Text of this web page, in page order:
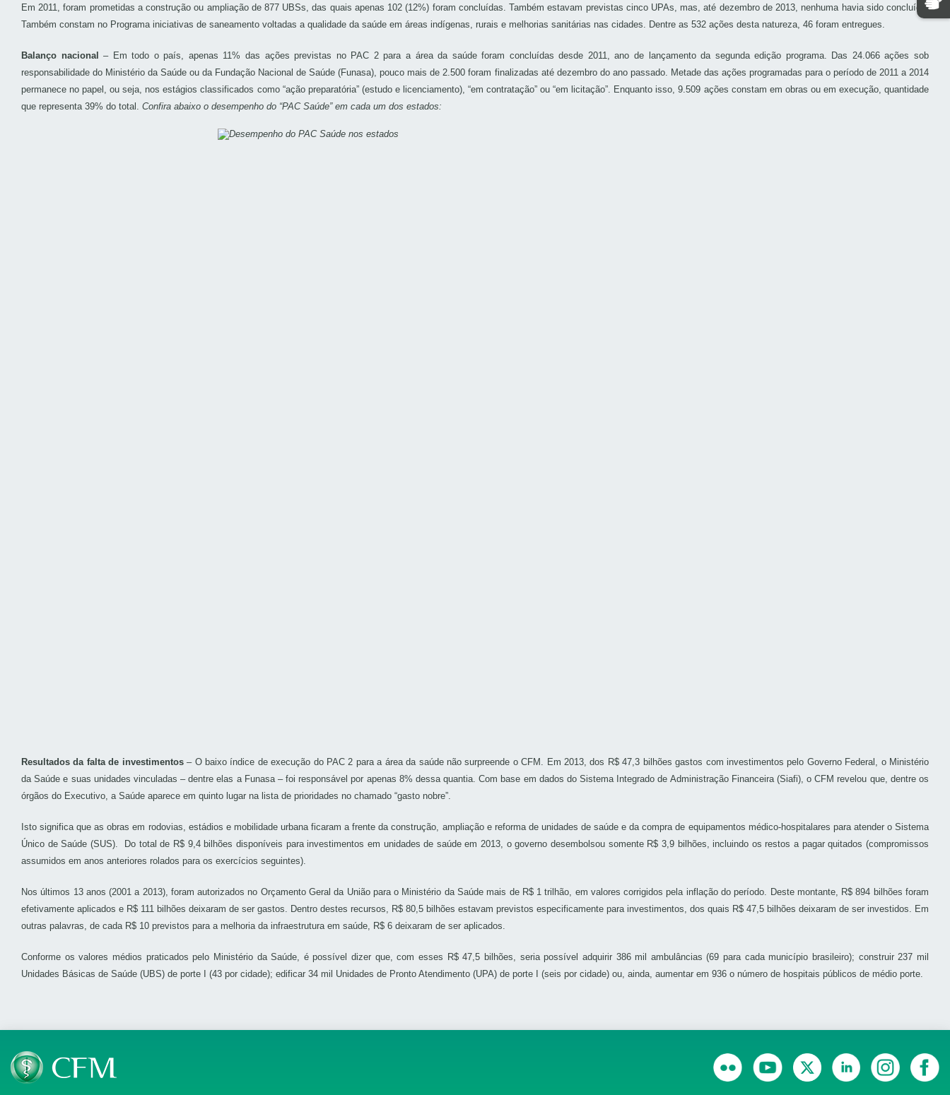
Em 2011, foram prometidas a construção ou ampliação de 877 UBSs, das quais apenas 102 (12%) foram concluídas. Também estavam previstas cinco UPAs, mas, até dezembro de 2013, nenhuma havia sido concluída.
Também constam no Programa iniciativas de saneamento voltadas a qualidade da saúde em áreas indígenas, rurais e melhorias sanitárias nas cidades. Dentre as 532 ações desta natureza, 46 foram entregues.
Balanço nacional – Em todo o país, apenas 11% das ações previstas no PAC 2 para a área da saúde foram concluídas desde 2011, ano de lançamento da segunda edição programa. Das 24.066 ações sob
responsabilidade do Ministério da Saúde ou da Fundação Nacional de Saúde (Funasa), pouco mais de 2.500 foram finalizadas até dezembro do ano passado. Metade das ações programadas para o período de 2011 a 2014
permanece no papel, ou seja, nos estágios classificados como “ação preparatória” (estudo e licenciamento), “em contratação” ou “em licitação”. Enquanto isso, 9.509 ações constam em obras ou em execução, quantidade
que representa 39% do total. Confira abaixo o desempenho do “PAC Saúde” em cada um dos estados:
Resultados da falta de investimentos– O baixo índice de execução do PAC 2 para a área da saúde não surpreende o CFM. Em 2013, dos R$ 47,3 bilhões gastos com investimentos pelo Governo Federal, o Ministério
da Saúde e suas unidades vinculadas – dentre elas a Funasa – foi responsável por apenas 8% dessa quantia. Com base em dados do Sistema Integrado de Administração Financeira (Siafi), o CFM revelou que, dentre os
órgãos do Executivo, a Saúde aparece em quinto lugar na lista de prioridades no chamado “gasto nobre”.
Isto significa que as obras em rodovias, estádios e mobilidade urbana ficaram a frente da construção, ampliação e reforma de unidades de saúde e da compra de equipamentos médico-hospitalares para atender o Sistema
Único de Saúde (SUS). Do total de R$ 9,4 bilhões disponíveis para investimentos em unidades de saúde em 2013, o governo desembolsou somente R$ 3,9 bilhões, incluindo os restos a pagar quitados (compromissos
assumidos em anos anteriores rolados para os exercícios seguintes).
Nos últimos 13 anos (2001 a 2013), foram autorizados no Orçamento Geral da União para o Ministério da Saúde mais de R$ 1 trilhão, em valores corrigidos pela inflação do período. Deste montante, R$ 894 bilhões foram
efetivamente aplicados e R$ 111 bilhões deixaram de ser gastos. Dentro destes recursos, R$ 80,5 bilhões estavam previstos especificamente para investimentos, dos quais R$ 47,5 bilhões deixaram de ser investidos. Em
outras palavras, de cada R$ 10 previstos para a melhoria da infraestrutura em saúde, R$ 6 deixaram de ser aplicados.
Conforme os valores médios praticados pelo Ministério da Saúde, é possível dizer que, com esses R$ 47,5 bilhões, seria possível adquirir 386 mil ambulâncias (69 para cada município brasileiro); construir 237 mil
Unidades Básicas de Saúde (UBS) de porte I (43 por cidade); edificar 34 mil Unidades de Pronto Atendimento (UPA) de porte I (seis por cidade) ou, ainda, aumentar em 936 o número de hospitais públicos de médio porte.